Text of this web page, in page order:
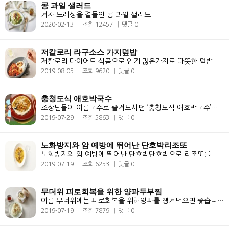
콩 과일 샐러드
겨자 드레싱을 곁들인 콩 과일 샐러드
2020-02-13 조회 12457 댓글 0
저칼로리 라구소스 가지덮밥
저칼로리 다이어트 식품으로 인기 많은가지로 따뜻한 덮밥을 드셔보세요!■..
2019-08-05 조회 9620 댓글 0
충청도식 애호박국수
조상님들이 여름국수로 즐겨드시던 ‘충청도식 애호박국수’는 과연 어떤 ..
2019-07-29 조회 5863 댓글 0
노화방지와 암 예방에 뛰어난 단호박리조또
노화방지와 암 예방에 뛰어난 단호박단호박으로 리조또를 만들어 보아요 ^^..
2019-07-19 조회 6253 댓글 0
무더위 피로회복을 위한 양파두부찜
여름 무더위에는 피로회복을 위해양파를 챙겨먹으면 좋습니다. 양파는 피로..
2019-07-19 조회 7879 댓글 0